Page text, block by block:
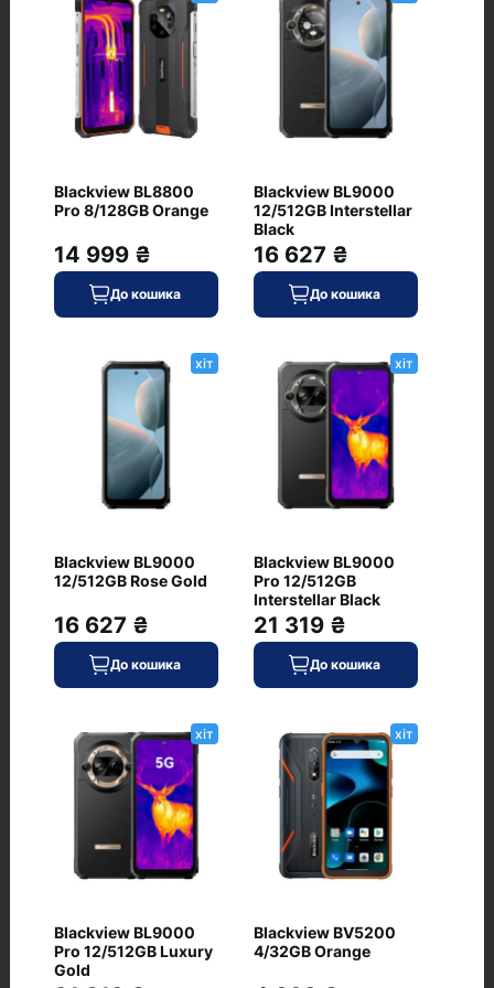
Тихий клік
5500
Відгуки
Немає відгуків про цей товар, станьте
першим, залиште свій відгук.
Питання та відповіді
+ Додати питання
Немає питань про даний товар, станьте
першим і задайте своє питання.
Blackview BL8800
Pro 8/128GB Orange
14 999 ₴
До кошика
Blackview BL9000
12/512GB Interstellar
Black
16 627 ₴
До кошика
хіт
Blackview BL9000
12/512GB Rose Gold
16 627 ₴
До кошика
хіт
Blackview BL9000
Pro 12/512GB
Interstellar Black
21 319 ₴
До кошика
хіт
Blackview BL9000
Pro 12/512GB Luxury
Gold
хіт
Blackview BV5200
4/32GB Orange